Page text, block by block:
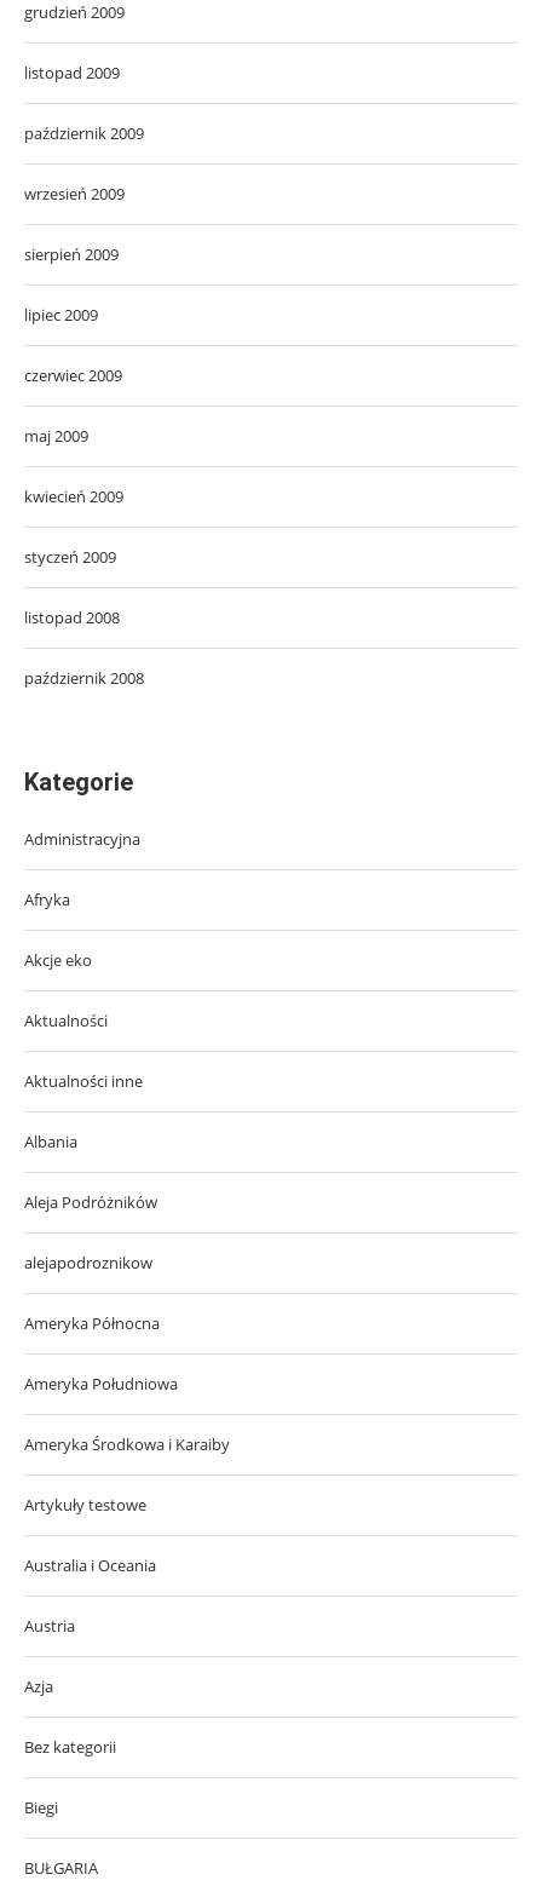
grudzień 2009
listopad 2009
październik 2009
wrzesień 2009
sierpień 2009
lipiec 2009
czerwiec 2009
maj 2009
kwiecień 2009
styczeń 2009
listopad 2008
październik 2008
Kategorie
Administracyjna
Afryka
Akcje eko
Aktualności
Aktualności inne
Albania
Aleja Podróżników
alejapodroznikow
Ameryka Północna
Ameryka Południowa
Ameryka Środkowa i Karaiby
Artykuły testowe
Australia i Oceania
Austria
Azja
Bez kategorii
Biegi
BUŁGARIA